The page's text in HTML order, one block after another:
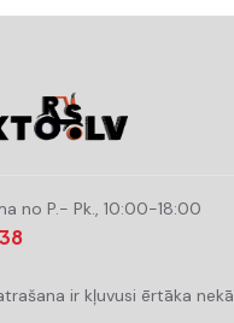
no P.- Pk., 10:00-18:00
ir kļuvusi ērtāka nekā